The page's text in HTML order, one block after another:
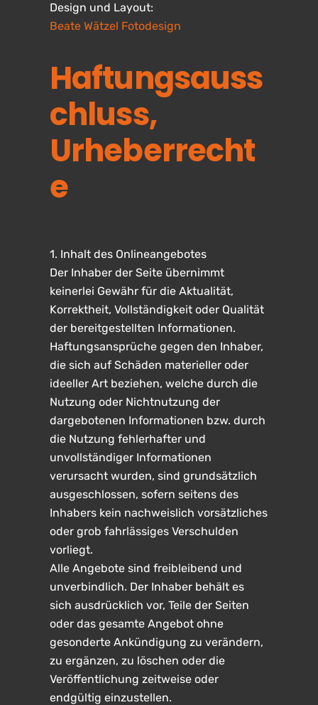
Design und Layout:
Beate Wätzel Fotodesign
Haftungsauss
chluss,
Urheberrecht
e
1. Inhalt des Onlineangebotes
Der Inhaber der Seite übernimmt
keinerlei Gewähr für die Aktualität,
Korrektheit, Vollständigkeit oder Qualität
der bereitgestellten Informationen.
Haftungsansprüche gegen den Inhaber,
die sich auf Schäden materieller oder
ideeller Art beziehen, welche durch die
Nutzung oder Nichtnutzung der
dargebotenen Informationen bzw. durch
die Nutzung fehlerhafter und
unvollständiger Informationen
verursacht wurden, sind grundsätzlich
ausgeschlossen, sofern seitens des
Inhabers kein nachweislich vorsätzliches
oder grob fahrlässiges Verschulden
vorliegt.
Alle Angebote sind freibleibend und
unverbindlich. Der Inhaber behält es
sich ausdrücklich vor, Teile der Seiten
oder das gesamte Angebot ohne
gesonderte Ankündigung zu verändern,
zu ergänzen, zu löschen oder die
Veröffentlichung zeitweise oder
endgültig einzustellen.